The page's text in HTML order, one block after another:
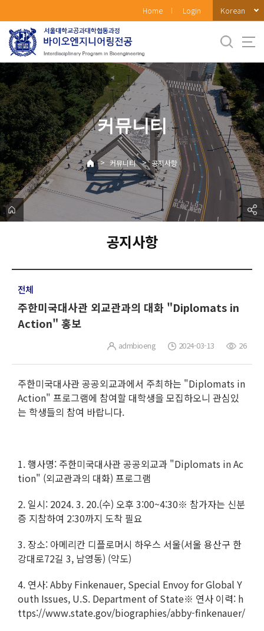
로
메
뉴
Home Login Korean
커뮤니티
> 커뮤니티 > 공지사항
공지사항
전체
주한미국대사관 외교관과의 대화 "Diplomats in
Action" 홍보
admbioeng 2024-03-13 26
주한미국대사관 공공외교과에서 주최하는 "Diplomats in
Action" 프로그램에 참여할 대학생을 모집하오니 관심있
는 학생들의 참여 바랍니다.
1. 행사명: 주한미국대사관 공공외교과 "Diplomats in Ac
tion" (외교관과의 대화) 프로그램
2. 일시: 2024. 3. 20.(수) 오후 3:00~4:30※ 참가자는 신분
증 지참하여 2:30까지 도착 필요
3. 장소: 아메리칸 디플로머시 하우스 서울(서울 용산구 한
강대로72길 3, 남영동) (약도)
4. 연사: Abby Finkenauer, Special Envoy for Global Y
outh Issues, U.S. Department of State※ 연사 이력: h
ttps://www.state.gov/biographies/abby-finkenauer/